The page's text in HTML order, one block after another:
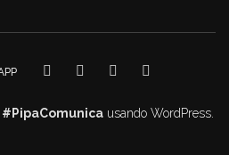
#PipaComunicausando WordPress.